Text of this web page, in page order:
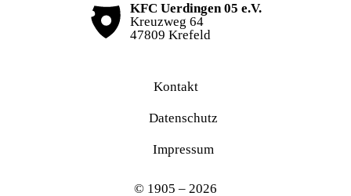
KFC Uerdingen 05 e.V.
Kreuzweg 64
47809 Krefeld
Kontakt
Datenschutz
Impressum
© 1905 – 2026